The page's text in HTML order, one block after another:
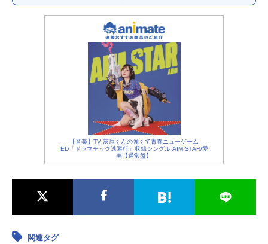
【音楽】TV 灰原くんの強くて青春ニューゲーム
ED「ドラマチック逃避行」収録シングル AIM STAR/愛
美【通常盤】
関連タグ